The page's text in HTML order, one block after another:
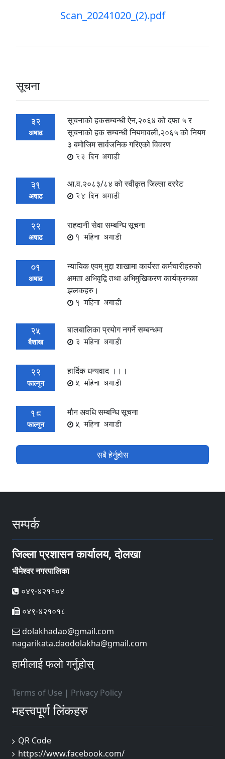
Scan_20241020_(2).pdf
सूचना
32
अषाढ
सूचनाको हकसम्बन्धी ऐन,२०६४ को दफा ५ र
सूचनाको हक सम्बन्धी नियमावली,२०६५ को नियम
३ बमोजिम सार्वजनिक गरिएको विवरण
23 दिन अगाडी
31
अषाढ
आ.व.२०८३/८४ को स्वीकृत जिल्ला दररेट
24 दिन अगाडी
22
अषाढ
राहदानी सेवा सम्बन्धि सूचना
1 महिना अगाडी
01
अषाढ
न्यायिक एवम् मुद्दा शाखामा कार्यरत कर्मचारीहरुको
क्षमता अभिवृद्वि तथा अभिमुखिकरण कार्यक्रमका
झलकहरु।
1 महिना अगाडी
25
बैशाख
बालबालिका प्रयोग नगर्ने सम्बन्धमा
3 महिना अगाडी
22
फाल्गुन
हार्दिक धन्यवाद ।।।
5 महिना अगाडी
18
फाल्गुन
मौन अवधि सम्बन्धि सूचना
5 महिना अगाडी
सबै हेर्नुहोस
सम्पर्क
जिल्ला प्रशासन कार्यालय, दोलखा
भीमेश्वर नगरपालिका
०४९-४२११०४
०४९-४२१०१८
dolakhadao@gmail.com
nagarikata.daodolakha@gmail.com
हामीलाई फलो गर्नुहोस्
Terms of Use | Privacy Policy
महत्त्वपूर्ण लिंकहरु
QR Code
https://www.facebook.com/